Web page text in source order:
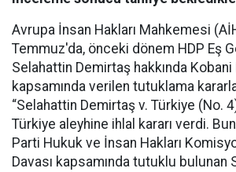
Avrupa İnsan Hakları Mahkemesi
Temmuz'da, önceki dönem HDP Eş
Selahattin Demirtaş hakkında Kobani
kapsamında verilen tutuklama
“Selahattin Demirtaş v. Türkiye (No.
Türkiye aleyhine ihlal kararı verdi.
Parti Hukuk ve İnsan Hakları
Davası kapsamında tutuklu bulunan